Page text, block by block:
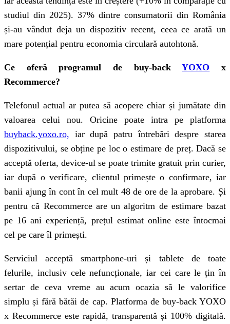
studiul din 2025). 37% dintre consumatorii din România
și-au vândut deja un dispozitiv recent, ceea ce arată un
mare potențial pentru economia circulară autohtonă.
Ce oferă programul de buy-backYOXO x
Recommerce?
Telefonul actual ar putea să acopere chiar și jumătate din
valoarea celui nou. Oricine poate intra pe platforma
buyback.yoxo.ro, iar după patru întrebări despre starea
dispozitivului, se obține pe loc o estimare de preț. Dacă se
acceptă oferta, device-ul se poate trimite gratuit prin curier,
iar după o verificare, clientul primește o confirmare, iar
banii ajung în cont în cel mult 48 de ore de la aprobare. Și
pentru că Recommerce are un algoritm de estimare bazat
pe 16 ani experiență, prețul estimat online este întocmai
cel pe care îl primești.
Serviciul acceptă smartphone-uri și tablete de toate
felurile, inclusiv cele nefuncționale, iar cei care le țin în
sertar de ceva vreme au acum ocazia să le valorifice
simplu și fără bătăi de cap. Platforma de buy-back YOXO
x Recommerce este rapidă, transparentă și 100% digitală.